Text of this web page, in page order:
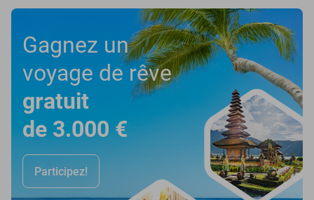
Gagnez un
voyage de rêve
gratuit
de 3.000 €
Participez!